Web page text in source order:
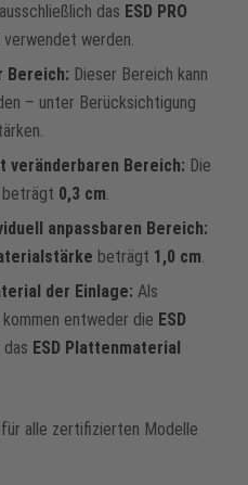
das ESD PRO
verwendet werden.
Bereich: Dieser Bereich kann
– unter Berücksichtigung
veränderbaren Bereich: Die
beträgt 0,3 cm.
anpassbaren Bereich:
beträgt 1,0 cm.
der Einlage: Als
entweder die ESD
ESD Plattenmaterial
alle zertifizierten Modelle